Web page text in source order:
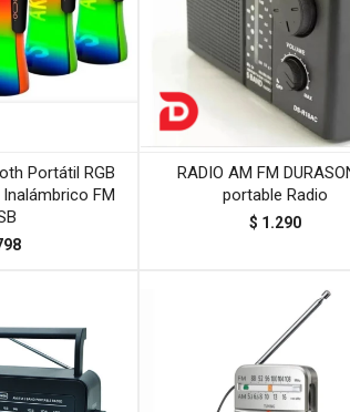
Portátil RGB
FM
RADIO AM FM
portable Radio
$ 1.290